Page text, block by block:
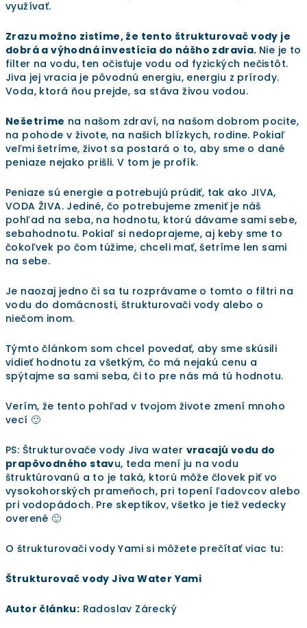
využívať.
Zrazu možno zistíme, že tento štrukturovač vody je
dobrá a výhodná investícia do nášho zdravia. Nie je to
filter na vodu, ten očisťuje vodu od fyzických nečistôt.
Jiva jej vracia je pôvodnú energiu, energiu z prírody.
Voda, ktorá ňou prejde, sa stáva živou vodou.
Nešetríme na našom zdraví, na našom dobrom pocite,
na pohode v živote, na našich blízkych, rodine. Pokiaľ
veľmi šetríme, život sa postará o to, aby sme o dané
peniaze nejako prišli. V tom je profík.
Peniaze sú energie a potrebujú prúdiť, tak ako JIVA,
VODA ŽIVA. Jediné, čo potrebujeme zmeniť je náš
pohľad na seba, na hodnotu, ktorú dávame sami sebe,
sebahodnotu. Pokiaľ si nedoprajeme, aj keby sme to
čokoľvek po čom túžime, chceli mať, šetríme len sami
na sebe.
Je naozaj jedno či sa tu rozprávame o tomto o filtri na
vodu do domácnosti, štrukturovači vody alebo o
niečom inom.
Týmto článkom som chcel povedať, aby sme skúsili
vidieť hodnotu za všetkým, čo má nejakú cenu a
spýtajme sa sami seba, či to pre nás má tú hodnotu.
Verím, že tento pohľad v tvojom živote zmení mnoho
vecí 🙂
PS: Štrukturovače vody Jiva water vracajú vodu do
prapôvodného stavu, teda mení ju na vodu
štruktúrovanú a to je taká, ktorú môže človek piť vo
vysokohorských prameňoch, pri topení ľadovcov alebo
pri vodopádoch. Pre skeptikov, všetko je tiež vedecky
overené 🙂
O štrukturovači vody Yami si môžete prečítať viac tu:
Štrukturovač vody Jiva Water Yami
Autor článku: Radoslav Zárecký